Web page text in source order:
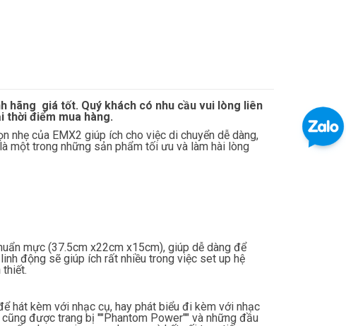
hãng giá tốt. Quý khách có nhu cầu vui lòng liên
thời điểm mua hàng.
của EMX2 giúp ích cho việc di chuyển dễ dàng,
một trong những sản phẩm tối ưu và làm hài lòng
mực (37.5cm x22cm x15cm), giúp dễ dàng để
động sẽ giúp ích rất nhiều trong việc set up hệ
thiết.
hát kèm với nhạc cụ, hay phát biểu đi kèm với nhạc
được trang bị ""Phantom Power"" và những đầu